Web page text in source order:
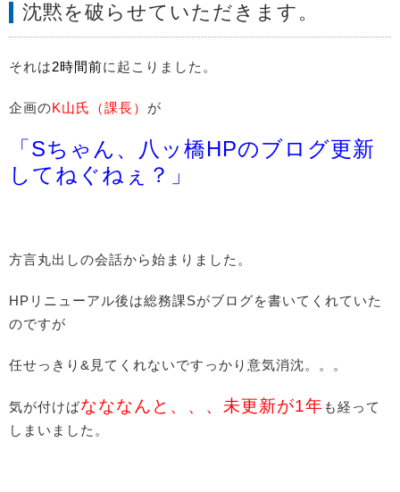
沈黙を破らせていただきます。
それは2時間前に起こりました。
企画のK山氏（課長） が
「Sちゃん、八ッ橋HPのブログ更新
してねぐねぇ？」
方言丸出しの会話から始まりました。
HPリニューアル後は総務課Sがブログを書いてくれていた
のですが
任せっきり&見てくれないですっかり意気消沈。。。
気が付けばなななんと、、、未更新が1年 も経って
しまいました。